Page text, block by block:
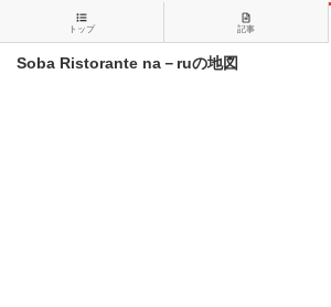
トップ 記事
Soba Ristorante na－ruの地図